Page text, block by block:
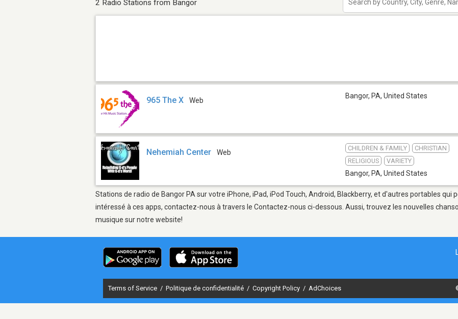
2 Radio Stations from Bangor
965 The X Web
Bangor, PA, United States
Nehemiah Center Web
CHILDREN & FAMILY
CHRISTIAN
RELIGIOUS
VARIETY
Bangor, PA, United States
Stations de radio de Bangor PA sur votre iPhone, iPad, iPod Touch, Android, Blackberry, et d'autres portables qui
intéressé à ces apps, contactez-nous à travers le Contactez-nous ci-dessous. Aussi, trouvez les nouvelles
musique sur notre website!
Terms of Service / Politique de confidentialité / Copyright Policy / AdChoices